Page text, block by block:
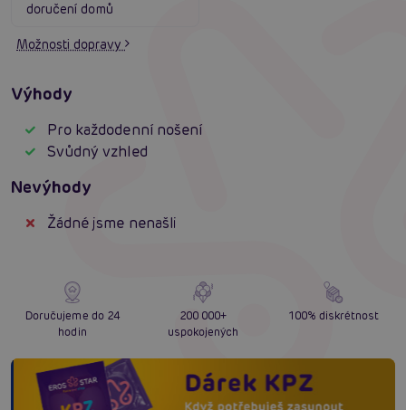
doručení domů
Možnosti dopravy
Výhody
Pro každodenní nošení
Svůdný vzhled
Nevýhody
Žádné jsme nenašli
Doručujeme do 24
hodin
200 000+
uspokojených
100% diskrétnost